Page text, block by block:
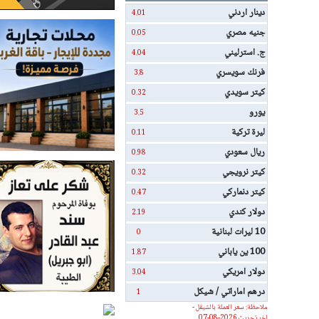
دينار اردني 4.01
جنيه مصري 0.05
ج. استرليني 4.04
فرنك سويسري 3.8
كيتر سويدي 0.32
يورو 3.5
ليرة تركية 0.11
ريال سعودي 0.98
كيتر نرويجي 0.32
كيتر دنماركي 0.47
دولار كندي 2.19
10 ليرات لبنانية 0
100 ين ياباني 1.87
دولار امريكي 3.04
درهم اماراتي / شيكل
1
ملاحظة: سعر العملة بالشيقل -